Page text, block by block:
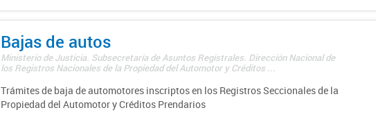
Bajas de autos
Ministerio de Justicia. Subsecretaría de Asuntos Registrales. Dirección Nacional de
los Registros Nacionales de la Propiedad del Automotor y Créditos ...
Trámites de baja de automotores inscriptos en los Registros Seccionales de la
Propiedad del Automotor y Créditos Prendarios